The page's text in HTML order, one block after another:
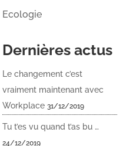
Ecologie
Dernières actus
Le changement c’est
vraiment maintenant avec
Workplace 31/12/2019
Tu t’es vu quand t’as bu …
24/12/2019